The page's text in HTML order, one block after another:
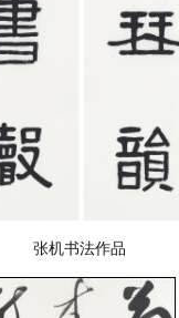
张机书法作品